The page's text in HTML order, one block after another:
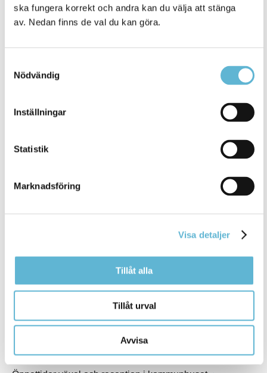
ska fungera korrekt och andra kan du välja att stänga
av. Nedan finns de val du kan göra.
Nödvändig
Inställningar
Statistik
Marknadsföring
Visa detaljer
Tillåt alla
Tillåt urval
Avvisa
KONTAKT
Besöksadress
Box 18, 295 21 Bromölla
Fax: 0456-82 22 00